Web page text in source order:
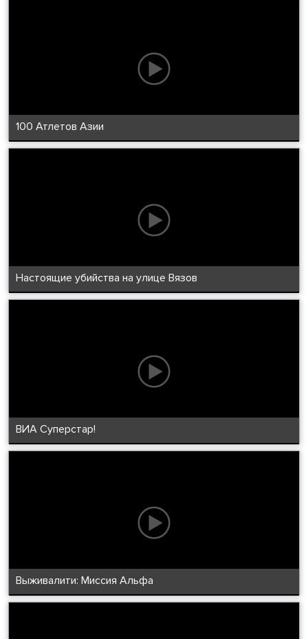
100 Атлетов Азии
Настоящие убийства на улице Вязов
ВИА Суперстар!
Выживалити: Миссия Альфа